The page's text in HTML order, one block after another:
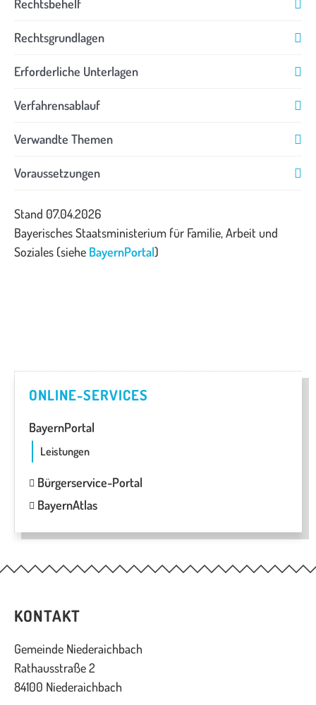
Rechtsbehelf
Rechtsgrundlagen
Erforderliche Unterlagen
Verfahrensablauf
Verwandte Themen
Voraussetzungen
Stand 07.04.2026
Bayerisches Staatsministerium für Familie, Arbeit und
Soziales (siehe BayernPortal)
ONLINE-SERVICES
BayernPortal
Leistungen
Bürgerservice-Portal
BayernAtlas
KONTAKT
Gemeinde Niederaichbach
Rathausstraße 2
84100 Niederaichbach